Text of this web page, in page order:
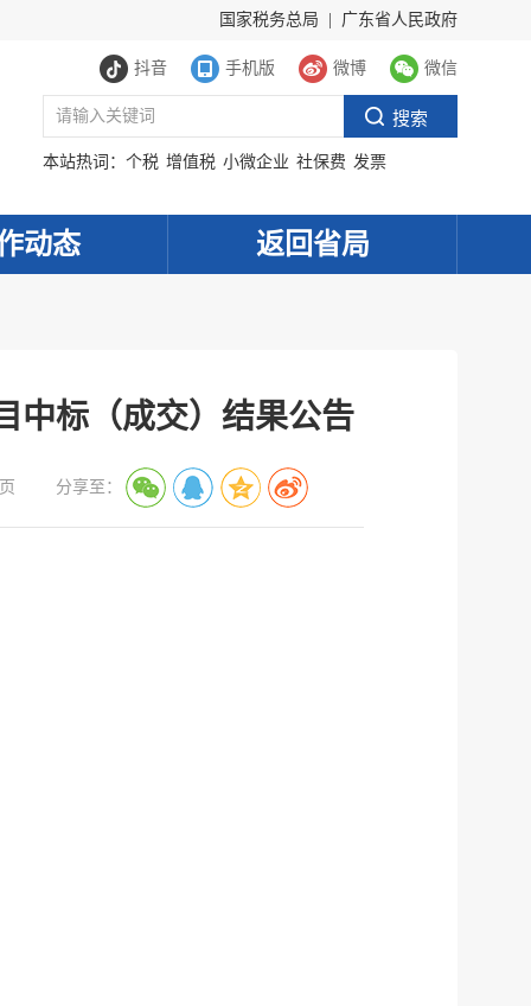
国家税务总局 广东省人民政府
抖音 手机版 微博 微信
本站热词： 个税 增值税 小微企业 社保费 发票
动态 返回省局
中标（成交）结果公告
分享至：